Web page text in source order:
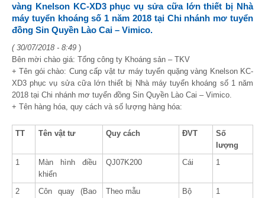
vàng Knelson KC-XD3 phục vụ sửa cữa lớn thiết bị Nhà
máy tuyển khoáng số 1 năm 2018 tại Chi nhánh mơ tuyển
đồng Sin Quyền Lào Cai – Vimico.
( 30/07/2018 - 8:49 )
Bên mời chào giá: Tổng công ty Khoáng sản – TKV
+ Tên gói chào: Cung cấp vật tư máy tuyển quặng vàng Knelson KC-
XD3 phục vụ sửa cữa lớn thiết bị Nhà máy tuyển khoáng số 1 năm
2018 tại Chi nhánh mơ tuyển đồng Sin Quyền Lào Cai – Vimico.
+ Tên hàng hóa, quy cách và số lượng hàng hóa:
TT Tên vật tư Quy cách ĐVT
Số
lượng
1
Màn hình điều
khiển
QJ07K200 Cái 1
2
Côn quay (Bao
Theo mẫu Bộ 1